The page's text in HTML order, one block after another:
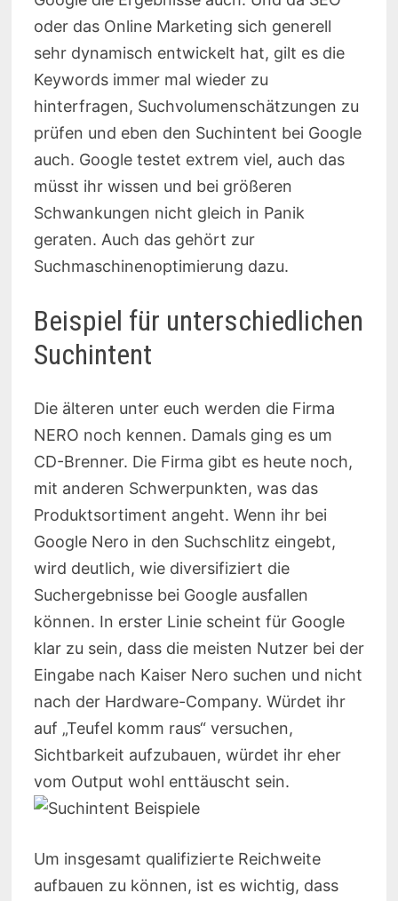
oder das Online Marketing sich generell
sehr dynamisch entwickelt hat, gilt es die
Keywords immer mal wieder zu
hinterfragen, Suchvolumenschätzungen zu
prüfen und eben den Suchintent bei Google
auch. Google testet extrem viel, auch das
müsst ihr wissen und bei größeren
Schwankungen nicht gleich in Panik
geraten. Auch das gehört zur
Suchmaschinenoptimierung dazu.
Beispiel für unterschiedlichen
Suchintent
Die älteren unter euch werden die Firma
NERO noch kennen. Damals ging es um
CD-Brenner. Die Firma gibt es heute noch,
mit anderen Schwerpunkten, was das
Produktsortiment angeht. Wenn ihr bei
Google Nero in den Suchschlitz eingebt,
wird deutlich, wie diversifiziert die
Suchergebnisse bei Google ausfallen
können. In erster Linie scheint für Google
klar zu sein, dass die meisten Nutzer bei der
Eingabe nach Kaiser Nero suchen und nicht
nach der Hardware-Company. Würdet ihr
auf „Teufel komm raus“ versuchen,
Sichtbarkeit aufzubauen, würdet ihr eher
vom Output wohl enttäuscht sein.
Um insgesamt qualifizierte Reichweite
aufbauen zu können, ist es wichtig, dass